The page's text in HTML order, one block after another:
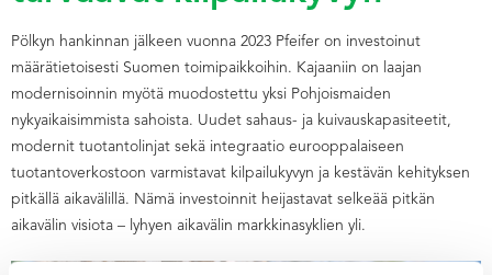
Pölkyn hankinnan jälkeen vuonna 2023 Pfeifer on investoinut
määrätietoisesti Suomen toimipaikkoihin. Kajaaniin on laajan
modernisoinnin myötä muodostettu yksi Pohjoismaiden
nykyaikaisimmista sahoista. Uudet sahaus- ja kuivauskapasiteetit,
modernit tuotantolinjat sekä integraatio eurooppalaiseen
tuotantoverkostoon varmistavat kilpailukyvyn ja kestävän kehityksen
pitkällä aikavälillä. Nämä investoinnit heijastavat selkeää pitkän
aikavälin visiota – lyhyen aikavälin markkinasyklien yli.